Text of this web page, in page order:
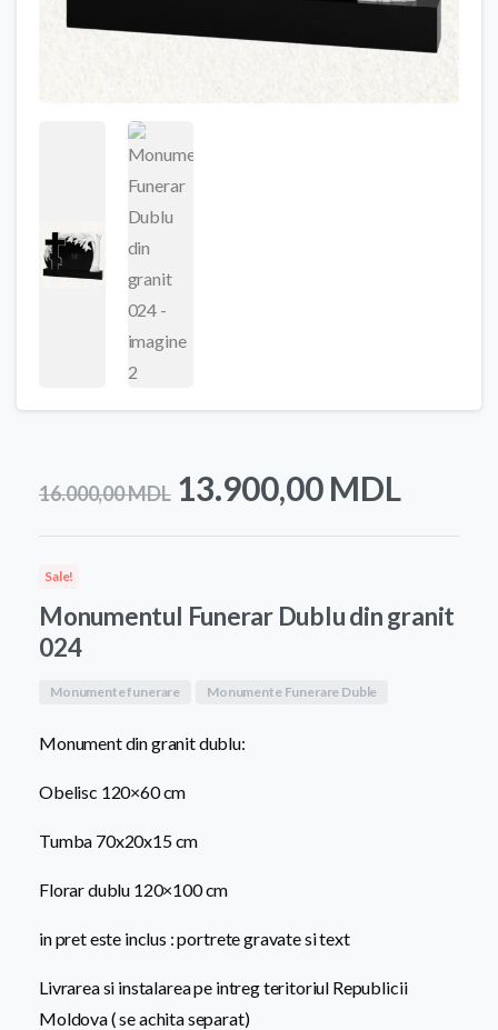
16.000,00MDL Prețul
inițial
fost:
13.900,00MDL
curent
Sale!
Monumentul Funerar Dublu din granit
024
Monumente funerare Monumente Funerare Duble
Monument din granit dublu:
Obelisc 120×60 cm
Tumba 70x20x15 cm
Florar dublu 120×100 cm
in pret este inclus : portrete gravate si text
Livrarea si instalarea pe intreg teritoriul Republicii
Moldova ( se achita separat)